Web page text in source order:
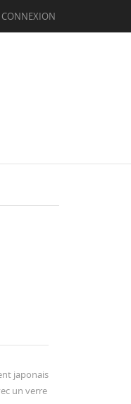
CONNEXION
japonais
un verre